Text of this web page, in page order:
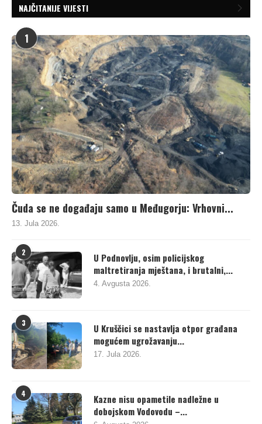
NAJČITANIJE VIJESTI
1
Čuda se ne događaju samo u Međugorju: Vrhovni...
13. Jula 2026.
2
U Podnovlju, osim policijskog
maltretiranja mještana, i brutalni,...
4. Avgusta 2026.
3
U Kruščici se nastavlja otpor građana
mogućem ugrožavanju...
17. Jula 2026.
4
Kazne nisu opametile nadležne u
dobojskom Vodovodu –...